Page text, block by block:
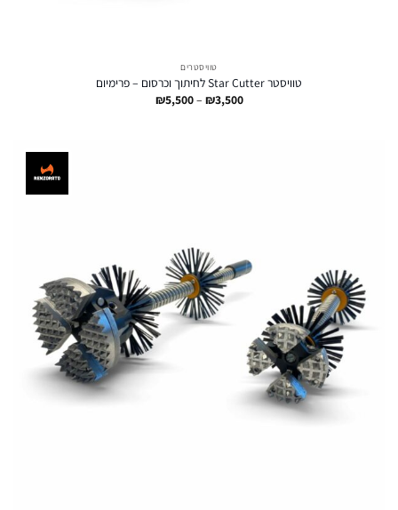
טוויסטרים
טוויסטר Star Cutter לחיתוך וכרסום – פרימיום
₪3,500
–
₪5,500 טווח